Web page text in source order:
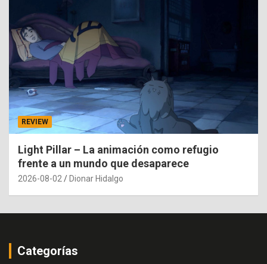
REVIEW
Light Pillar – La animación como refugio
frente a un mundo que desaparece
2026-08-02 Dionar Hidalgo
Categorías